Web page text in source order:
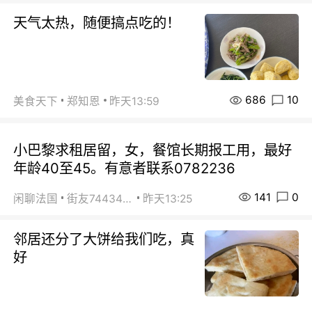
天气太热，随便搞点吃的！
美食天下 郑知恩 昨天13:59 686 10
小巴黎求租居留，女，餐馆长期报工用，最好
年龄40至45。有意者联系0782236
闲聊法国 街友74434350 昨天13:25 141 0
邻居还分了大饼给我们吃，真
好